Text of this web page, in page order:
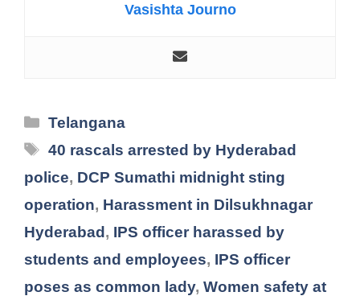
Vasishta Journo
Categories
Telangana
Tags
40 rascals arrested by Hyderabad
police, DCP Sumathi midnight sting
operation, Harassment in Dilsukhnagar
Hyderabad , IPS officer harassed by
students and employees, IPS officer
poses as common lady, Women safety at